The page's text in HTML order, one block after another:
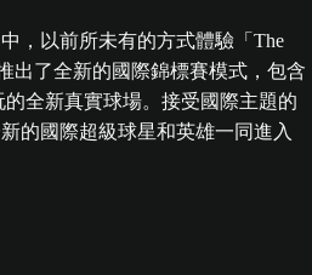
，以前所未有的方式體驗「The
出了全新的國際錦標賽模式，包含
全新真實球場。接受國際主題的
的國際超級球星和英雄一同進入